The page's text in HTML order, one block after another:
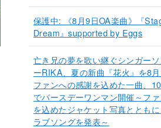
保護中: 《8月9日OA楽曲》『
Dream』supported by Eggs
亡き兄の夢を歌い継ぐシンガー
ーRIKA、夏の新曲『花火』を8
ファンへの感謝を込めた一曲、
でバースデーワンマン開催～フ
を込めたジャケット写真ととも
ラブソングを発表～